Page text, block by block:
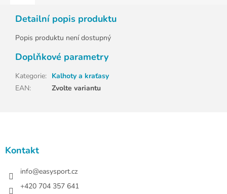
Detailní popis produktu
Popis produktu není dostupný
Doplňkové parametry
Kategorie: Kalhoty a kraťasy
EAN: Zvolte variantu
Kontakt
info@easysport.cz
+420 704 357 641